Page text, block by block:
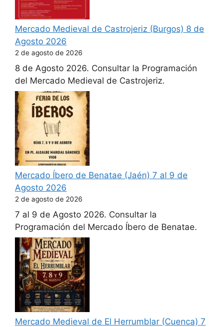
Mercado Medieval de Castrojeriz (Burgos) 8 de
Agosto 2026
2 de agosto de 2026
8 de Agosto 2026. Consultar la Programación
del Mercado Medieval de Castrojeriz.
Mercado Íbero de Benatae (Jaén) 7 al 9 de
Agosto 2026
2 de agosto de 2026
7 al 9 de Agosto 2026. Consultar la
Programación del Mercado Íbero de Benatae.
Mercado Medieval de El Herrumblar (Cuenca) 7